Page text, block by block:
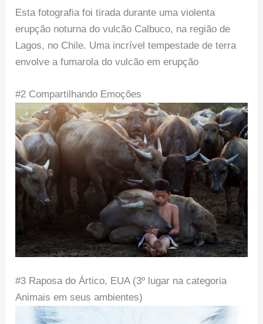
Esta fotografia foi tirada durante uma violenta
erupção noturna do vulcão Calbuco, na região de
Lagos, no Chile. Uma incrível tempestade de terra
envolve a fumarola do vulcão em erupção
#2 Compartilhando Emoções
#3 Raposa do Ártico, EUA (3º lugar na categoria
Animais em seus ambientes)